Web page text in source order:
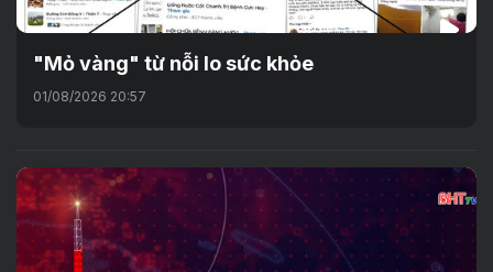
"Mỏ vàng" từ nỗi lo sức khỏe
01/08/2026 20:57